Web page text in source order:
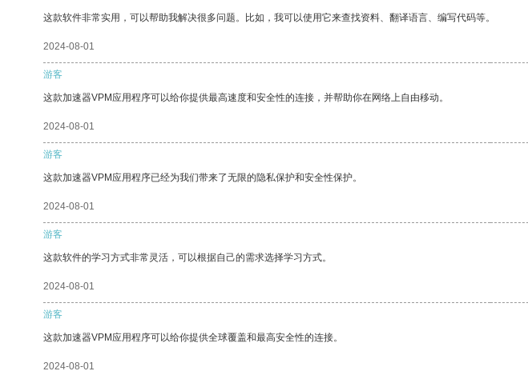
这款软件非常实用，可以帮助我解决很多问题。比如，我可以使用它来查找资料、翻译语言、编写代码等。
2024-08-01
游客
这款加速器VPM应用程序可以给你提供最高速度和安全性的连接，并帮助你在网络上自由移动。
2024-08-01
游客
这款加速器VPM应用程序已经为我们带来了无限的隐私保护和安全性保护。
2024-08-01
游客
这款软件的学习方式非常灵活，可以根据自己的需求选择学习方式。
2024-08-01
游客
这款加速器VPM应用程序可以给你提供全球覆盖和最高安全性的连接。
2024-08-01